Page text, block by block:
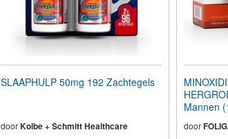
SLAAPHULP 50mg 192 Zachtegels
doorKolbe + Schmitt Healthcare
Mannen
door